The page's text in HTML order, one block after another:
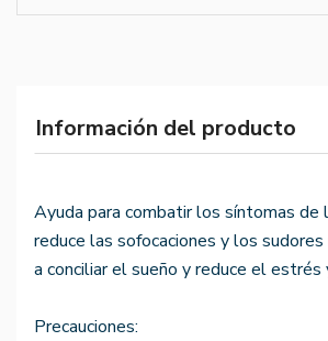
Información del producto
Ayuda para combatir los síntomas de
reduce las sofocaciones y los sudores
a conciliar el sueño y reduce el estrés
Precauciones: